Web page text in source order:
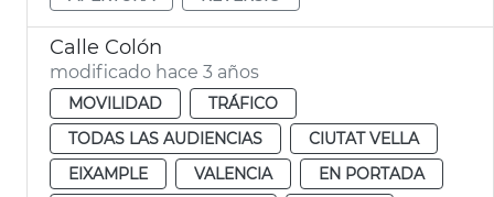
Calle Colón
modificado hace 3 años
MOVILIDAD
TRÁFICO
TODAS LAS AUDIENCIAS
CIUTAT VELLA
EIXAMPLE
VALENCIA
EN PORTADA